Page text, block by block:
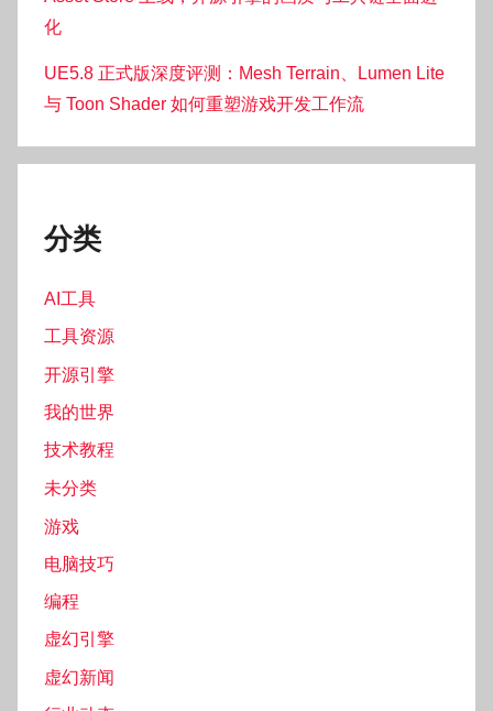
化
UE5.8 正式版深度评测：Mesh Terrain、Lumen Lite
与 Toon Shader 如何重塑游戏开发工作流
分类
AI工具
工具资源
开源引擎
我的世界
技术教程
未分类
游戏
电脑技巧
编程
虚幻引擎
虚幻新闻